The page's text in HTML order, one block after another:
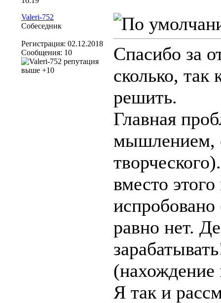
Valeri-752
Собеседник
Регистрация: 02.12.2018
Сообщения: 10
Спасибо за
сколько,
решить.
Главная
мышлением,
вместо
равно нет.
Я так и